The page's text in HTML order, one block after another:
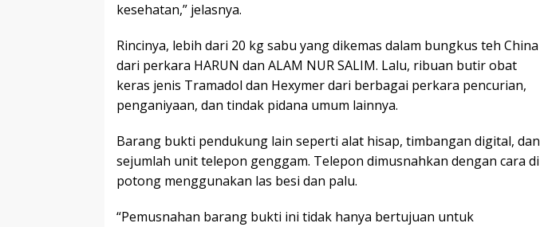
kesehatan,” jelasnya.
Rincinya, lebih dari 20 kg sabu yang dikemas dalam bungkus teh China
dari perkara HARUN dan ALAM NUR SALIM. Lalu, ribuan butir obat
keras jenis Tramadol dan Hexymer dari berbagai perkara pencurian,
penganiyaan, dan tindak pidana umum lainnya.
Barang bukti pendukung lain seperti alat hisap, timbangan digital, dan
sejumlah unit telepon genggam. Telepon dimusnahkan dengan cara di
potong menggunakan las besi dan palu.
“Pemusnahan barang bukti ini tidak hanya bertujuan untuk